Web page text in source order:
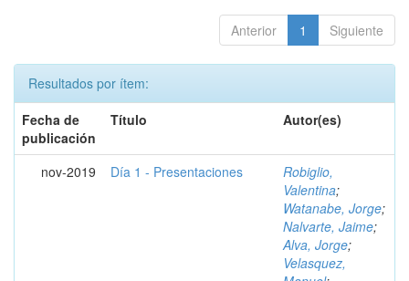
Anterior 1 Siguiente
Resultados por ítem:
Fecha de
publicación
Título Autor(es)
nov-2019 Día 1 - Presentaciones
Robiglio,
Valentina;
Watanabe, Jorge;
Nalvarte, Jaime;
Alva, Jorge;
Velasquez,